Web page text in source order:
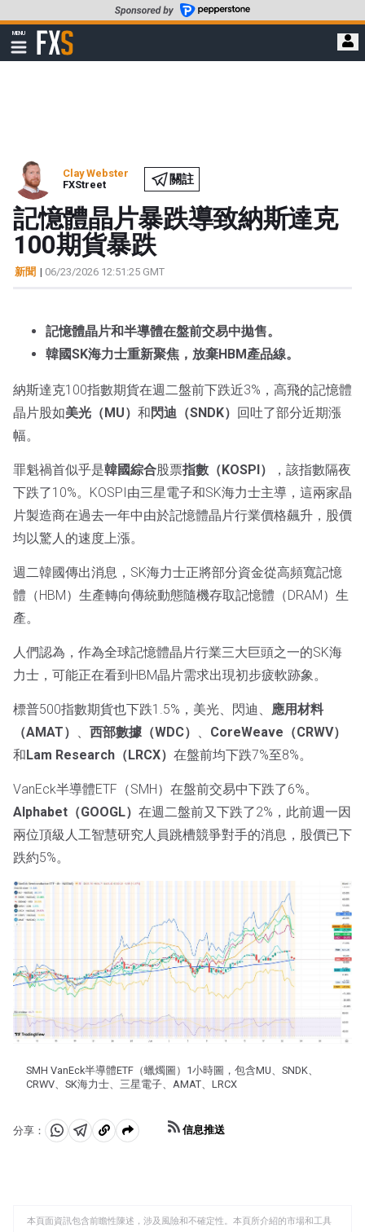
至
要
MENU
顯
示
FXStreet
Clay Webster
FXStreet
關註
記憶體晶片暴跌導致納斯達克
100期貨暴跌
新聞 | 06/23/2026 12:51:25 GMT
記憶體晶片和半導體在盤前交易中拋售。
韓國SK海力士重新聚焦，放棄HBM產品線。
納斯達克100指數期貨在週二盤前下跌近3%，高飛的記憶體
晶片股如美光（MU） 和閃迪（SNDK） 回吐了部分近期漲
幅。
罪魁禍首似乎是韓國綜合股票指數（KOSPI）
，該指數隔夜
下跌了10%。KOSPI由三星電子和SK海力士主導，這兩家晶
片製造商在過去一年中由於記憶體晶片行業價格飆升，股價
均以驚人的速度上漲。
週二韓國傳出消息，SK海力士正將部分資金從高頻寬記憶
體（HBM）生產轉向傳統動態隨機存取記憶體（DRAM）生
產。
人們認為，作為全球記憶體晶片行業三大巨頭之一的SK海
力士，可能正在看到HBM晶片需求出現初步疲軟跡象。
標普500指數期貨也下跌1.5%，美光、閃迪、 應用材料
（AMAT） 、 西部數據（WDC） 、 CoreWeave（CRWV）
和 Lam Research（LRCX） 在盤前均下跌7%至8%。
VanEck半導體ETF（SMH）在盤前交易中下跌了6%。
Alphabet（GOOGL） 在週二盤前又下跌了2%，此前週一因
兩位頂級人工智慧研究人員跳槽競爭對手的消息，股價已下
跌約5%。
SMH VanEck半導體ETF（蠟燭圖）1小時圖，包含MU、SNDK、
CRWV、SK海力士、三星電子、AMAT、LRCX
分享：
分 分 複
信息推送
本頁面資訊包含前瞻性陳述，涉及風險和不確定性。本頁所介紹的市場和工具